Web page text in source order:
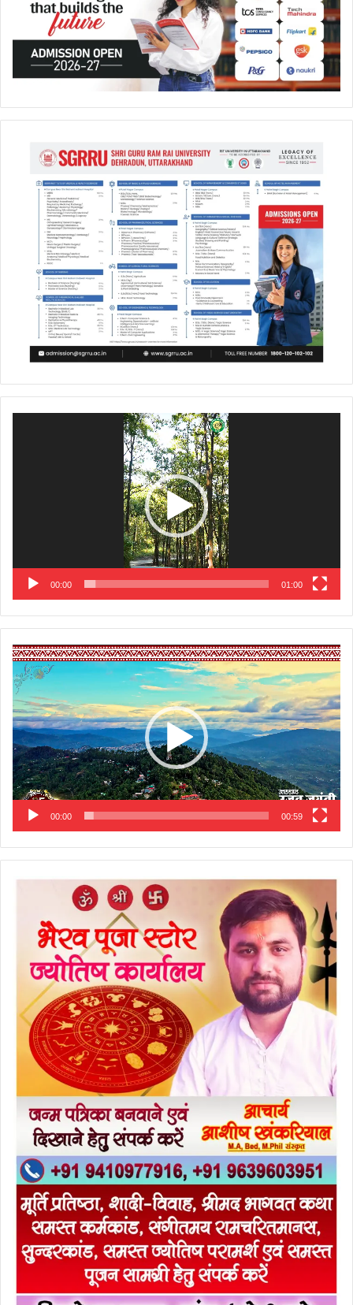
00:00 01:00
Video
Player
00:00 00:59